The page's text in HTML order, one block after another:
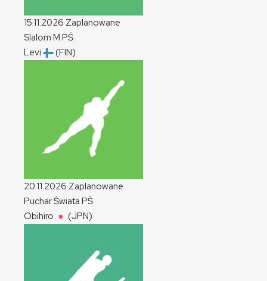
15.11.2026 Zaplanowane
Slalom M PŚ
Levi
(FIN)
20.11.2026 Zaplanowane
Puchar Świata PŚ
Obihiro
(JPN)